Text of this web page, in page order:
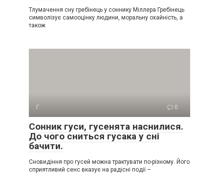
Тлумачення сну гребінець у соннику Міллера Гребінець
символізує самооцінку людини, моральну охайність, а
також
Г 0
Сонник гуси, гусенята наснилися.
До чого сниться гусака у сні
бачити.
Сновидіння про гусей можна трактувати по-різному. Його
сприятливий сенс вказує на радісні події –